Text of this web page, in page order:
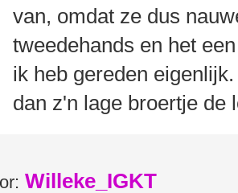
van, omdat ze dus
tweedehands en het
ik heb gereden
dan z'n lage broertje de
Willeke_IGKT